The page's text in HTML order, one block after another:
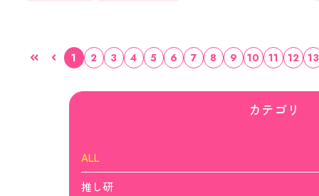
1 2 3 4 5 6 7 8 9 10 11 12 13
カテゴリ
ALL
推し研